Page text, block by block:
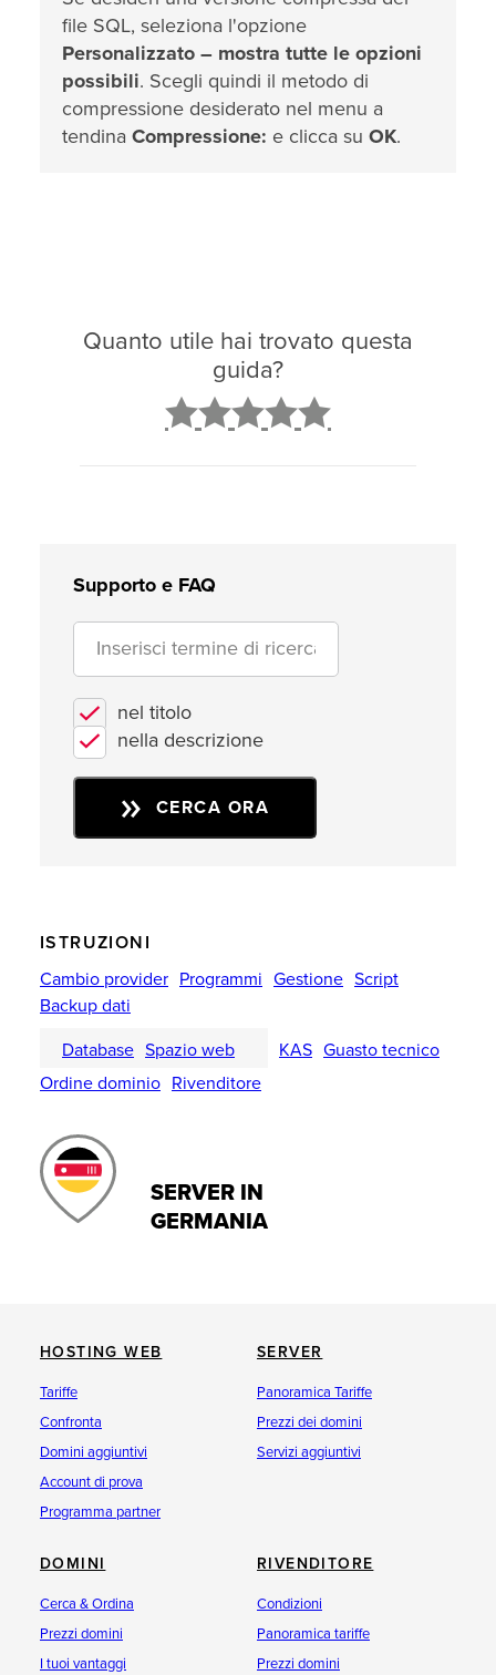
file SQL, seleziona l'opzione
Personalizzato – mostra tutte le opzioni
possibili. Scegli quindi il metodo di
compressione desiderato nel menu a
tendina Compressione: e clicca su OK.
Quanto utile hai trovato questa
guida?
Supporto e FAQ
nel titolo
nella descrizione
CERCA ORA
ISTRUZIONI
Cambio provider Programmi Gestione Script
Backup dati
Database Spazio web KAS Guasto tecnico
Ordine dominio Rivenditore
SERVER IN
GERMANIA
HOSTING WEB
Tariffe
Confronta
Domini aggiuntivi
Account di prova
Programma partner
SERVER
Panoramica Tariffe
Prezzi dei domini
Servizi aggiuntivi
DOMINI
Cerca & Ordina
Prezzi domini
I tuoi vantaggi
RIVENDITORE
Condizioni
Panoramica tariffe
Prezzi domini